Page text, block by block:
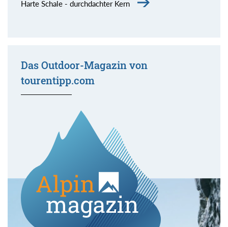
Harte Schale - durchdachter Kern
Das Outdoor-Magazin von
tourentipp.com